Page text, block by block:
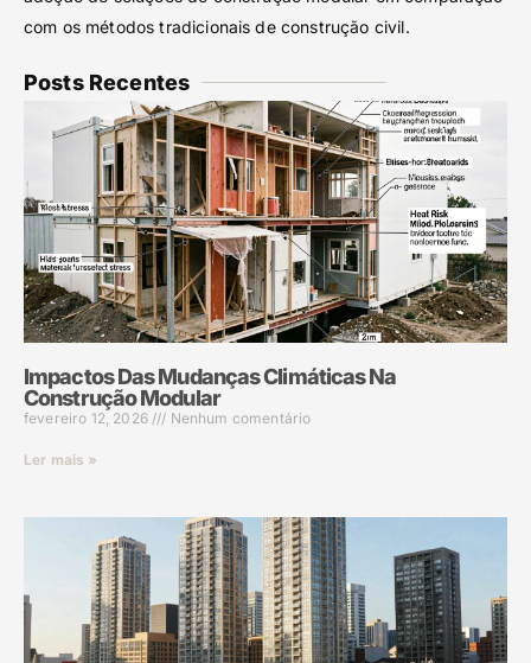
com os métodos tradicionais de construção civil.
Posts Recentes
Impactos Das Mudanças Climáticas Na
Construção Modular
fevereiro 12, 2026 Nenhum comentário
Ler mais »